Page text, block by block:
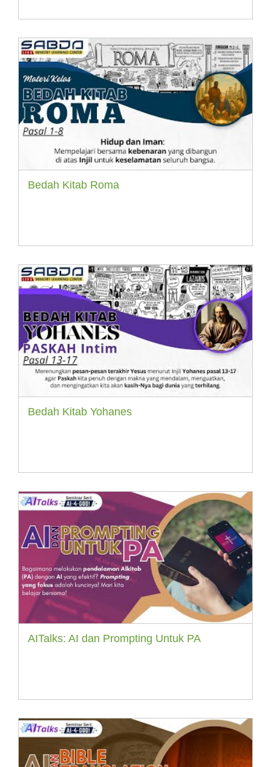
Bedah Kitab Roma
Bedah Kitab Yohanes
AITalks: AI dan Prompting Untuk PA